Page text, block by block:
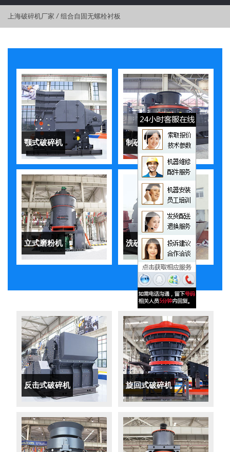
上海破碎机厂家 / 组合自固无螺栓衬板
颚式破碎机 制砂机
立式磨粉机 洗砂机
反击式破碎机 旋回式破碎机